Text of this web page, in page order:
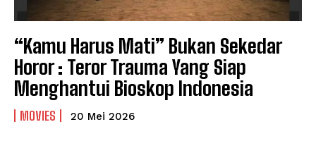
“Kamu Harus Mati” Bukan Sekedar
Horor : Teror Trauma Yang Siap
Menghantui Bioskop Indonesia
MOVIES 20 Mei 2026